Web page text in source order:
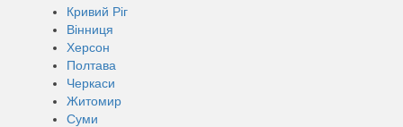
Кривий Ріг
Вінниця
Херсон
Полтава
Черкаси
Житомир
Суми